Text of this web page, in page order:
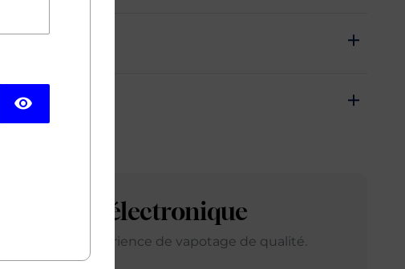
visibility
cigarette électronique
offrir une expérience de vapotage de qualité.